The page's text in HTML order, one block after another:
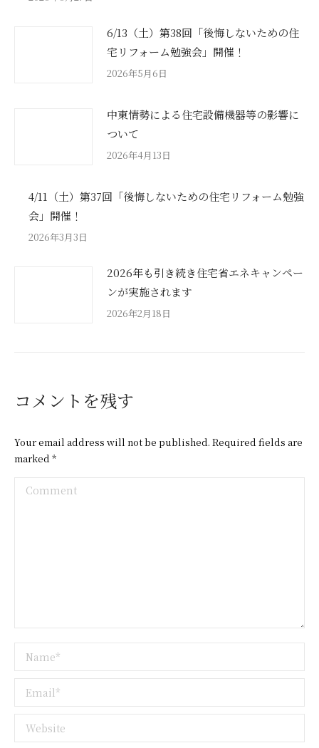
6/13（土）第38回「後悔しないための住
宅リフォーム勉強会」開催！
2026年5月6日
中東情勢による住宅設備機器等の影響に
ついて
2026年4月13日
4/11（土）第37回「後悔しないための住宅リフォーム勉強
会」開催！
2026年3月3日
2026年も引き続き住宅省エネキャンペー
ンが実施されます
2026年2月18日
コメントを残す
Your email address will not be published. Required fields are
marked*
Comment
Name *
Email *
Website